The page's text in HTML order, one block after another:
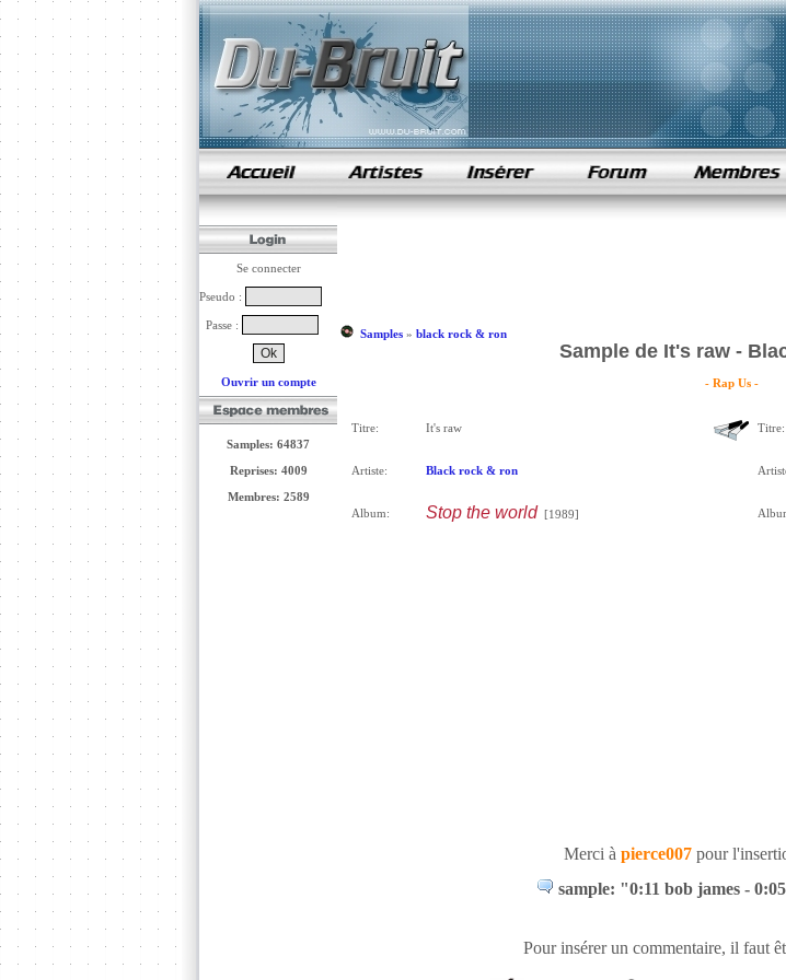
samples de rap
Se connecter
Pseudo :
Passe :
Ouvrir un compte
Samples: 64837
Reprises: 4009
Membres: 2589
Samples» black rock & ron
Sample de It's raw -
- Rap Us -
Titre: It's raw
Artiste: Black rock & ron
Album: Stop the world[1989]
Titre:
Merci à pierce007 pour
sample: "0:11 bob james -
Pour insérer un commentaire, il faut